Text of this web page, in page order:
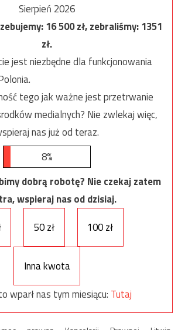
Sierpień 2026
16 500zł, zebraliśmy:1351
zł.
jest niezbędne dla funkcjonowania
tego jak ważne jest przetrwanie
medialnych? Nie zwlekaj więc,
nas już od teraz.
8%
dobrą robotę? Nie czekaj zatem
wspieraj nas od dzisiaj.
50 zł 100 zł
Inna kwota
wparł nas tym miesiącu: Tutaj